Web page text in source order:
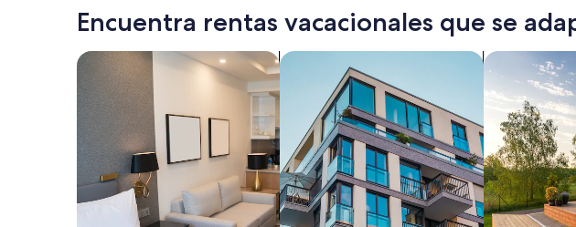
las
últimas
horas,
en
estancia
noche
para
Encuentra rentas vacacionales que se
Buscar apart-hoteles Buscar departamentos Buscar casas